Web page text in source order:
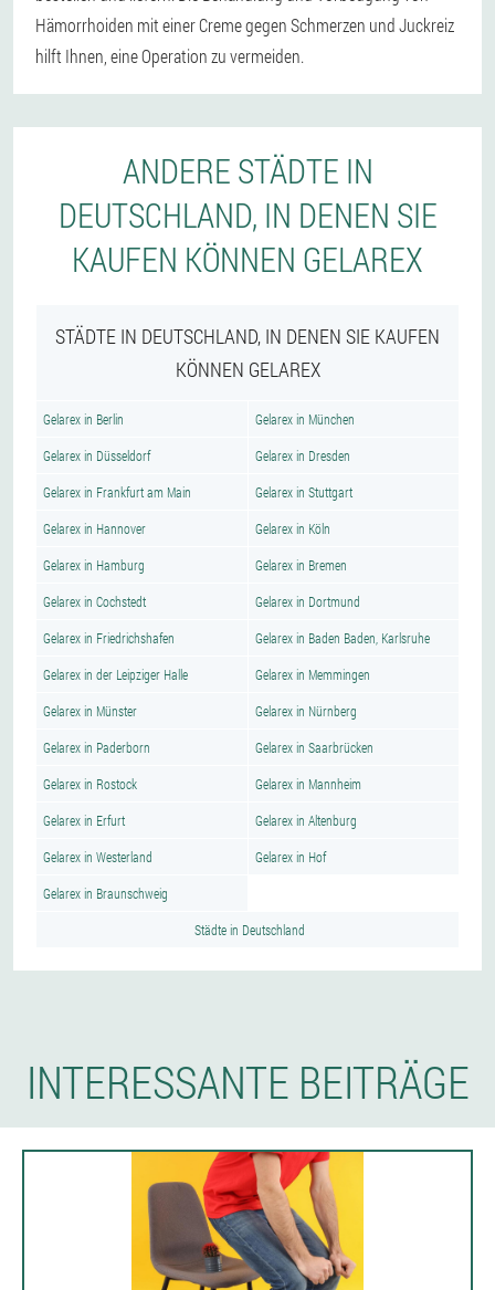
Hämorrhoiden mit einer Creme gegen Schmerzen und Juckreiz
hilft Ihnen, eine Operation zu vermeiden.
ANDERE STÄDTE IN
DEUTSCHLAND, IN DENEN SIE
KAUFEN KÖNNEN GELAREX
STÄDTE IN DEUTSCHLAND, IN DENEN SIE KAUFEN
KÖNNEN GELAREX
Gelarex in Berlin Gelarex in München
Gelarex in Düsseldorf Gelarex in Dresden
Gelarex in Frankfurt am Main Gelarex in Stuttgart
Gelarex in Hannover Gelarex in Köln
Gelarex in Hamburg Gelarex in Bremen
Gelarex in Cochstedt Gelarex in Dortmund
Gelarex in Friedrichshafen Gelarex in Baden Baden, Karlsruhe
Gelarex in der Leipziger Halle Gelarex in Memmingen
Gelarex in Münster Gelarex in Nürnberg
Gelarex in Paderborn Gelarex in Saarbrücken
Gelarex in Rostock Gelarex in Mannheim
Gelarex in Erfurt Gelarex in Altenburg
Gelarex in Westerland Gelarex in Hof
Gelarex in Braunschweig
Städte in Deutschland
INTERESSANTE BEITRÄGE